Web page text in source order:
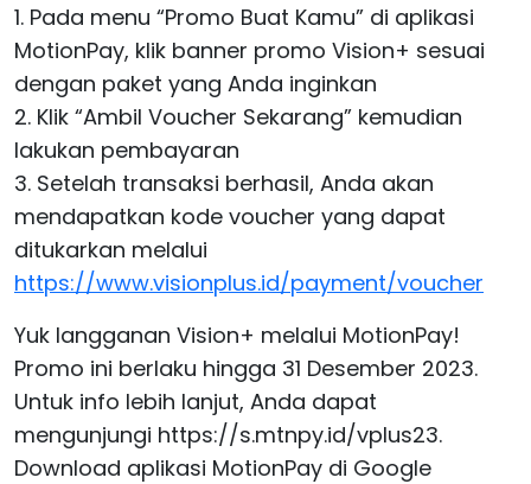
1. Pada menu “Promo Buat Kamu” di aplikasi
MotionPay, klik banner promo Vision+ sesuai
dengan paket yang Anda inginkan
2. Klik “Ambil Voucher Sekarang” kemudian
lakukan pembayaran
3. Setelah transaksi berhasil, Anda akan
mendapatkan kode voucher yang dapat
ditukarkan melalui
https://www.visionplus.id/payment/voucher
Yuk langganan Vision+ melalui MotionPay!
Promo ini berlaku hingga 31 Desember 2023.
Untuk info lebih lanjut, Anda dapat
mengunjungi https://s.mtnpy.id/vplus23.
Download aplikasi MotionPay di Google